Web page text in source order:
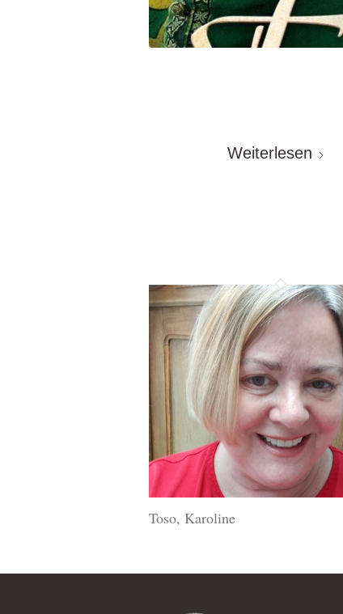
Weiterlesen
Toso, Karoline